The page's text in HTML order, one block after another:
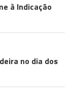
à Indicação
no dia dos